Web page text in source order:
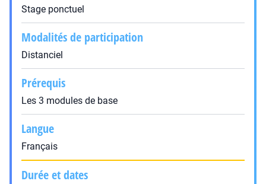
Stage ponctuel
Modalités de participation
Distanciel
Prérequis
Les 3 modules de base
Langue
Français
Durée et dates